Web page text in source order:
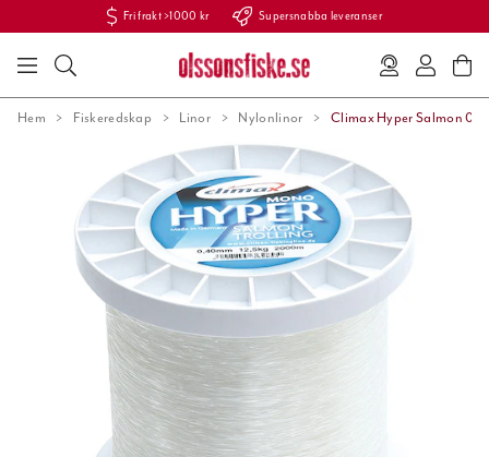
Fri frakt >1000 kr Supersnabba leveranser
Hem Fiskeredskap Linor Nylonlinor Climax Hyper Salmon